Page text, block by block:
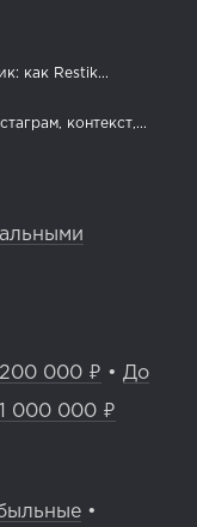
как Restik...
контекст,...
000 ₽ • До
000 000 ₽
•